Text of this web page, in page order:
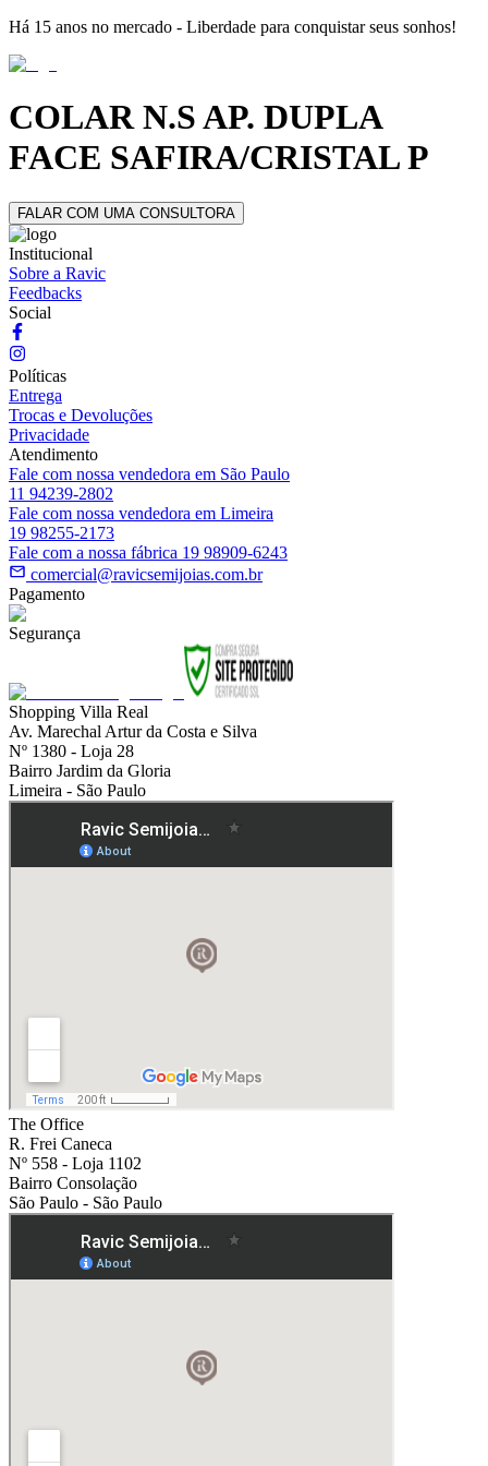
Há 15 anos no mercado - Liberdade para conquistar seus sonhos!
COLAR N.S AP. DUPLA
FACE SAFIRA/CRISTAL P
FALAR COM UMA CONSULTORA
Institucional
Sobre a Ravic
Feedbacks
Social
Políticas
Entrega
Trocas e Devoluções
Privacidade
Atendimento
Fale com nossa vendedora em São Paulo
11 94239-2802
Fale com nossa vendedora em Limeira
19 98255-2173
Fale com a nossa fábrica 19 98909-6243
comercial@ravicsemijoias.com.br
Pagamento
Segurança
Shopping Villa Real
Av. Marechal Artur da Costa e Silva
Nº 1380 - Loja 28
Bairro Jardim da Gloria
Limeira - São Paulo
The Office
R. Frei Caneca
Nº 558 - Loja 1102
Bairro Consolação
São Paulo - São Paulo